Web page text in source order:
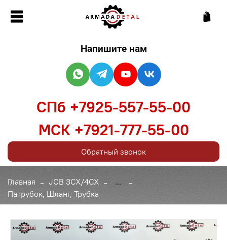
Главная JCB 3CX/4CX
...
Патрубок, Шланг, Трубка
Напишите нам
СПб +7925-557-55-00
МСК +7921-777-55-00
Обратный звонок